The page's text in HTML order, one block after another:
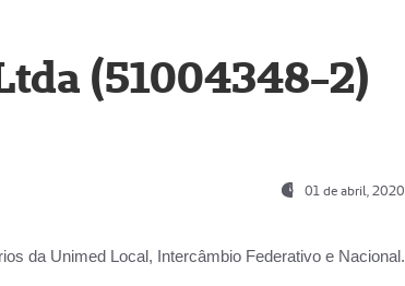
(51004348-2)
01 de abril, 2020
da Unimed Local, Intercâmbio Federativo e Nacional.